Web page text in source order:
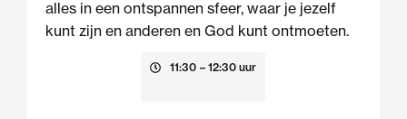
alles in een ontspannen sfeer, waar je jezelf
kunt zijn en anderen en God kunt ontmoeten.
11:30 – 12:30 uur